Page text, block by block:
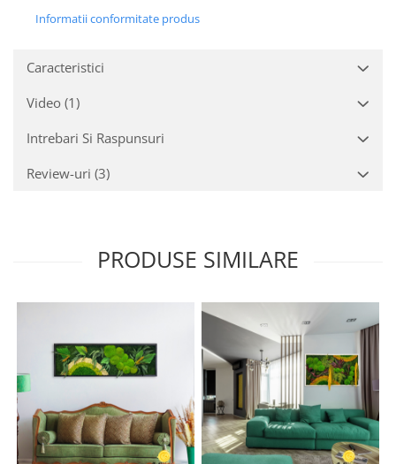
Informatii conformitate produs
Caracteristici
Video (1)
Intrebari Si Raspunsuri
Review-uri (3)
PRODUSE SIMILARE